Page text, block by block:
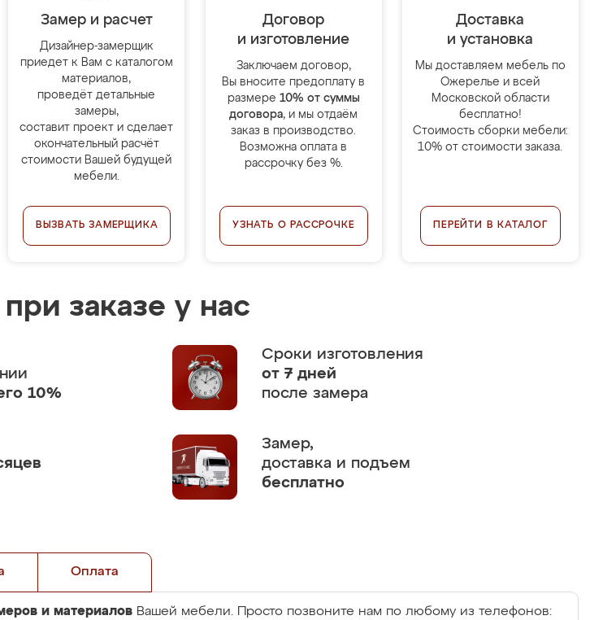
Замер и расчет
Дизайнер-замерщик
приедет к Вам с каталогом
материалов,
проведёт детальные
замеры,
составит проект и сделает
окончательный расчёт
стоимости Вашей будущей
мебели.
ВЫЗВАТЬ ЗАМЕРЩИКА
Договор
и изготовление
Заключаем договор,
Вы вносите предоплату в
размере 10% от суммы
договора, и мы отдаём
заказ в производство.
Возможна оплата в
рассрочку без %.
УЗНАТЬ О РАССРОЧКЕ
Доставка
и установка
Мы доставляем мебель по
Ожерелье и всей
Московской области
бесплатно!
Стоимость сборки мебели:
10% от стоимости заказа.
ПЕРЕЙТИ В КАТАЛОГ
заказе у нас
10%
Сроки изготовления
от 7 дней
после замера
Замер,
доставка и подъем
бесплатно
Оплата
и материалов Вашей мебели. Просто позвоните нам по любому из телефонов: